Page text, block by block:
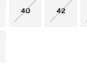
40 42